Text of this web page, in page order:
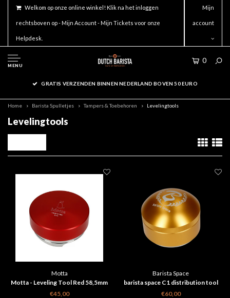
Welkom op onze online winkel! Klik na het inloggen
rechtsboven op - Mijn Account - Mijn Tickets voor onze
Helpdesk.
Mijn
account
MENU
0
GRATIS VERZENDEN BINNEN NEDERLAND BOVEN 50 EURO
Home Barista Spulletjes Tampers & Toebehoren Levelingtools
Levelingtools
Motta
Motta - Leveling Tool Red 58,5mm
€45,00
Barista Space
barista space C1 distribution tool
goud 58mm
€60,00